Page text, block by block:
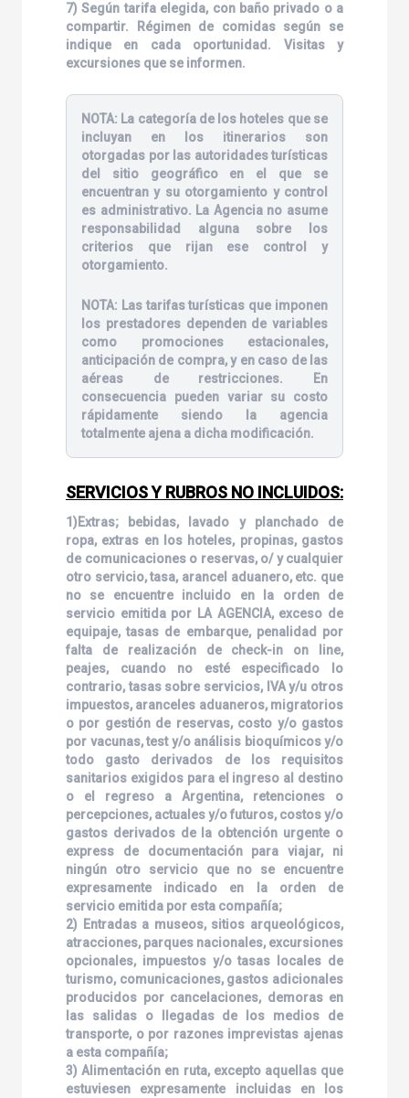
7) Según tarifa elegida, con baño privado o a
compartir. Régimen de comidas según se
indique en cada oportunidad. Visitas y
excursiones que se informen.
NOTA: La categoría de los hoteles que se
incluyan en los itinerarios son
otorgadas por las autoridades turísticas
del sitio geográfico en el que se
encuentran y su otorgamiento y control
es administrativo. La Agencia no asume
responsabilidad alguna sobre los
criterios que rijan ese control y
otorgamiento.
NOTA: Las tarifas turísticas que imponen
los prestadores dependen de variables
como promociones estacionales,
anticipación de compra, y en caso de las
aéreas de restricciones. En
consecuencia pueden variar su costo
rápidamente siendo la agencia
totalmente ajena a dicha modificación.
SERVICIOS Y RUBROS NO INCLUIDOS:
1)Extras; bebidas, lavado y planchado de
ropa, extras en los hoteles, propinas, gastos
de comunicaciones o reservas, o/ y cualquier
otro servicio, tasa, arancel aduanero, etc. que
no se encuentre incluido en la orden de
servicio emitida por LA AGENCIA, exceso de
equipaje, tasas de embarque, penalidad por
falta de realización de check-in on line,
peajes, cuando no esté especificado lo
contrario, tasas sobre servicios, IVA y/u otros
impuestos, aranceles aduaneros, migratorios
o por gestión de reservas, costo y/o gastos
por vacunas, test y/o análisis bioquímicos y/o
todo gasto derivados de los requisitos
sanitarios exigidos para el ingreso al destino
o el regreso a Argentina, retenciones o
percepciones, actuales y/o futuros, costos y/o
gastos derivados de la obtención urgente o
express de documentación para viajar, ni
ningún otro servicio que no se encuentre
expresamente indicado en la orden de
servicio emitida por esta compañía;
2) Entradas a museos, sitios arqueológicos,
atracciones, parques nacionales, excursiones
opcionales, impuestos y/o tasas locales de
turismo, comunicaciones, gastos adicionales
producidos por cancelaciones, demoras en
las salidas o llegadas de los medios de
transporte, o por razones imprevistas ajenas
a esta compañía;
3) Alimentación en ruta, excepto aquellas que
estuviesen expresamente incluidas en los